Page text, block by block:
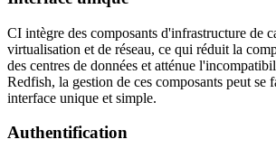
CI intègre des composants d'infrastructure de
virtualisation et de réseau, ce qui réduit la
des centres de données et atténue
Redfish, la gestion de ces composants peut se
interface unique et simple.
Authentification